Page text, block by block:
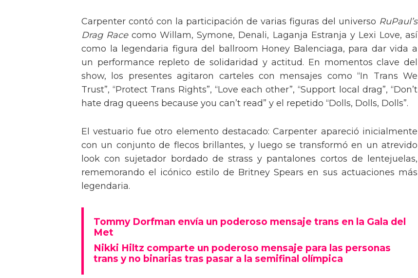
Carpenter contó con la participación de varias figuras del universo RuPaul’s
Drag Racecomo Willam, Symone, Denali, Laganja Estranja y Lexi Love, así
como la legendaria figura del ballroom Honey Balenciaga, para dar vida a
un performance repleto de solidaridad y actitud. En momentos clave del
show, los presentes agitaron carteles con mensajes como “In Trans We
Trust”, “Protect Trans Rights”, “Love each other”, “Support local drag”, “Don’t
hate drag queens because you can’t read” y el repetido “Dolls, Dolls, Dolls”.
El vestuario fue otro elemento destacado: Carpenter apareció inicialmente
con un conjunto de flecos brillantes, y luego se transformó en un atrevido
look con sujetador bordado de strass y pantalones cortos de lentejuelas,
rememorando el icónico estilo de Britney Spears en sus actuaciones más
legendaria.
Tommy Dorfman envía un poderoso mensaje trans en la Gala del
Met
Nikki Hiltz comparte un poderoso mensaje para las personas
trans y no binarias tras pasar a la semifinal olímpica